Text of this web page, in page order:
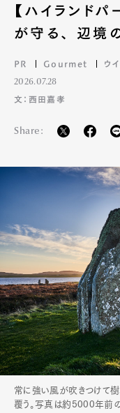
【ハイランド
が守る、 辺境
PR Gourmet ウ
2026.07.28
文：西田嘉孝
Share:
常に強い風が吹きつけて
覆う。写真は約5000年前の